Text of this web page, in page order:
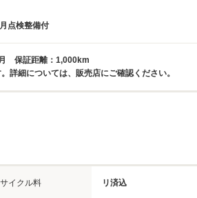
点検整備付
保証距離：1,000km
詳細については、販売店にご確認ください。
イクル料 リ済込